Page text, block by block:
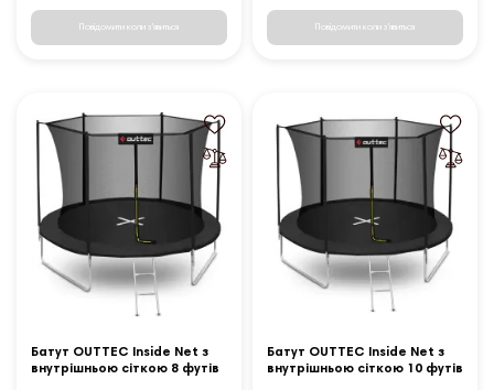
Повідомити коли з'явиться Повідомити коли з'явиться
Батут OUTTEC Inside Net з
внутрішньою сіткою 8 футів
Батут OUTTEC Inside Net з
внутрішньою сіткою 10 футів